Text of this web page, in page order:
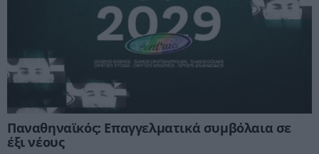
Παναθηναϊκός: Επαγγελματικά συμβόλαια σε
έξι νέους